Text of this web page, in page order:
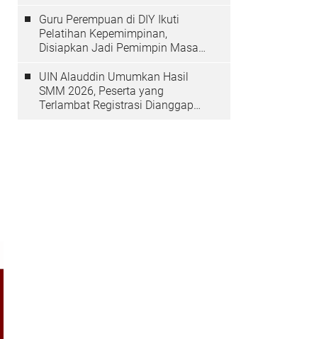
Guru Perempuan di DIY Ikuti
Pelatihan Kepemimpinan,
Disiapkan Jadi Pemimpin Masa
UIN Alauddin Umumkan Hasil
SMM 2026, Peserta yang
Terlambat Registrasi Dianggap